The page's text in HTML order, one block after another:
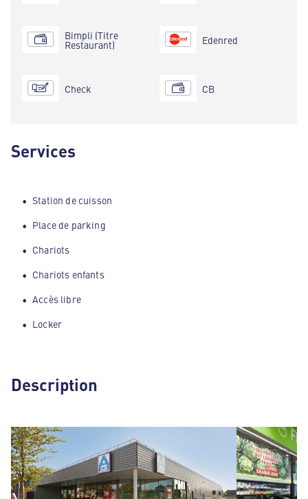
Bimpli (Titre
Restaurant)
Check
Edenred
CB
Services
Station de cuisson
Place de parking
Chariots
Chariots enfants
Accès libre
Locker
Description